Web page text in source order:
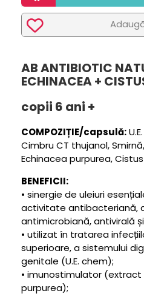
AB ANTIBIOTIC
ECHINACEA +
copii 6 ani +
COMPOZIȚIE/capsulă:
Cimbru CT thujanol,
Echinacea purpurea,
BENEFICII:
• sinergie de uleiuri
activitate antibacteriană,
antimicrobiană, antivirală
• utilizat în tratarea
superioare, a sistemului
genitale (U.E. chem);
• imunostimulator (extract
purpurea);